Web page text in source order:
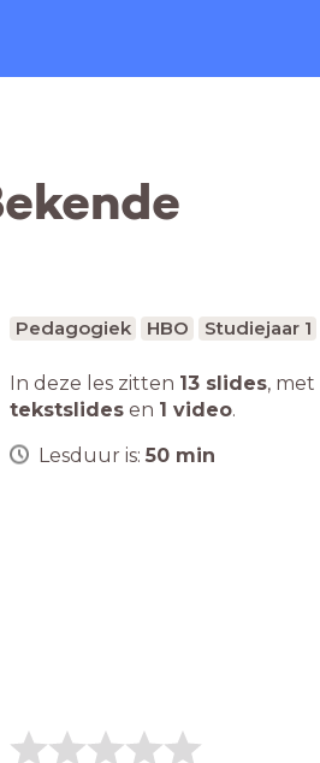
Pedagogiek HBO Studiejaar 1
In deze les zitten 13 slides, met
tekstslides en 1 video.
Lesduur is: 50 min